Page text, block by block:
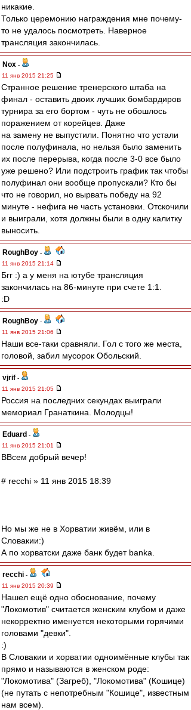
никакие.
Только церемонию награждения мне почему-
то не удалось посмотреть. Наверное
трансляция закончилась.
Nox -
11 янв 2015 21:25
Странное решение тренерского штаба на
финал - оставить двоих лучших бомбардиров
турнира за его бортом - чуть не обошлось
поражением от корейцев. Даже
на замену не выпустили. Понятно что устали
после полуфинала, но нельзя было заменить
их после перерыва, когда после 3-0 все было
уже решено? Или подстроить график так чтобы
полуфинал они вообще пропускали? Кто бы
что не говорил, но вырвать победу на 92
минуте - нефига не часть установки. Отскочили
и выиграли, хотя должны были в одну калитку
выносить.
RoughBoy -
11 янв 2015 21:14
Бгг :) а у меня на ютубе трансляция
закончилась на 86-минуте при счете 1:1.
:D
RoughBoy -
11 янв 2015 21:06
Наши все-таки сравняли. Гол с того же места,
головой, забил мусорок Обольский.
vjrif -
11 янв 2015 21:05
Россия на последних секундах выиграли
мемориал Гранаткина. Молодцы!
Eduard -
11 янв 2015 21:01
ВВсем добрый вечер!
# recchi » 11 янв 2015 18:39
Но мы же не в Хорватии живём, или в
Словакии:)
А по хорватски даже банк будет banka.
recchi -
11 янв 2015 20:39
Нашел ещё одно обоснование, почему
"Локомотив" считается женским клубом и даже
некорректно именуется некоторыми горячими
головами "девки".
:)
В Словакии и хорватии одноимённые клубы так
прямо и называются в женском роде:
"Локомотива" (Загреб), "Локомотива" (Кошице)
(не путать с непотребным "Кошице", известным
нам всем).